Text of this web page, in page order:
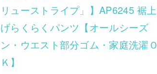
リューストライプ」】AP6245 裾上
げらくらくパンツ【オールシーズ
ン・ウエスト部分ゴム・家庭洗濯Ｏ
Ｋ】